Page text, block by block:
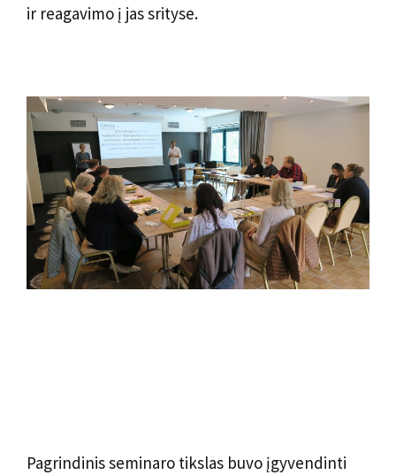
ir reagavimo į jas srityse.
Pagrindinis seminaro tikslas buvo įgyvendinti